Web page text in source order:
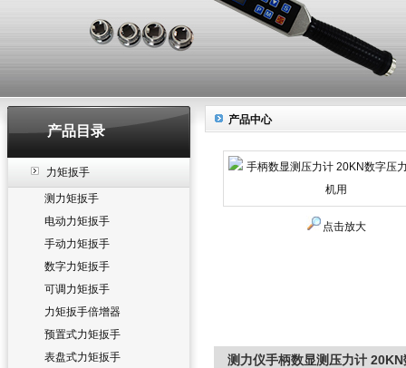
产品目录
力矩扳手
测力矩扳手
电动力矩扳手
手动力矩扳手
数字力矩扳手
可调力矩扳手
力矩扳手倍增器
预置式力矩扳手
表盘式力矩扳手
产品中心
点击放大
测力仪手柄数显测压力计